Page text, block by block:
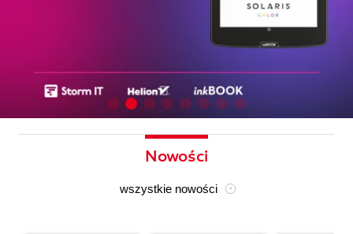
Nowości
wszystkie nowości